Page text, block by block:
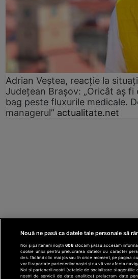
Adrian Veștea, reacție la
Județean Brașov: „Oricât aș
bag peste fluxurile medicale.
managerul” actualitate.net
Nouă ne pasă ca datele tale personale să
Noi și partenerii noștri606 stocăm și/sau accesăm
cookie unici pentru prelucrarea datelor cu caracter
dvs. făcând clic mai jos sau în orice moment, pe pagina
vor fi raportate partenerilor noștri și nu vă vor afecta
Noi si partenerii nostri (retelele de socializare si
nostri de servicii de date analitice) prelucram date